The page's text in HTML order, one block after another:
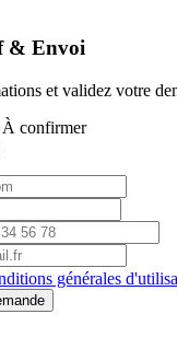
& Envoi
et validez votre
À confirmer
générales